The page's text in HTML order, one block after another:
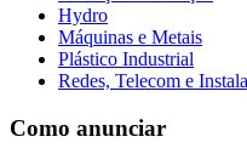
Hydro
Máquinas e Metais
Plástico Industrial
Redes, Telecom e
Como anunciar